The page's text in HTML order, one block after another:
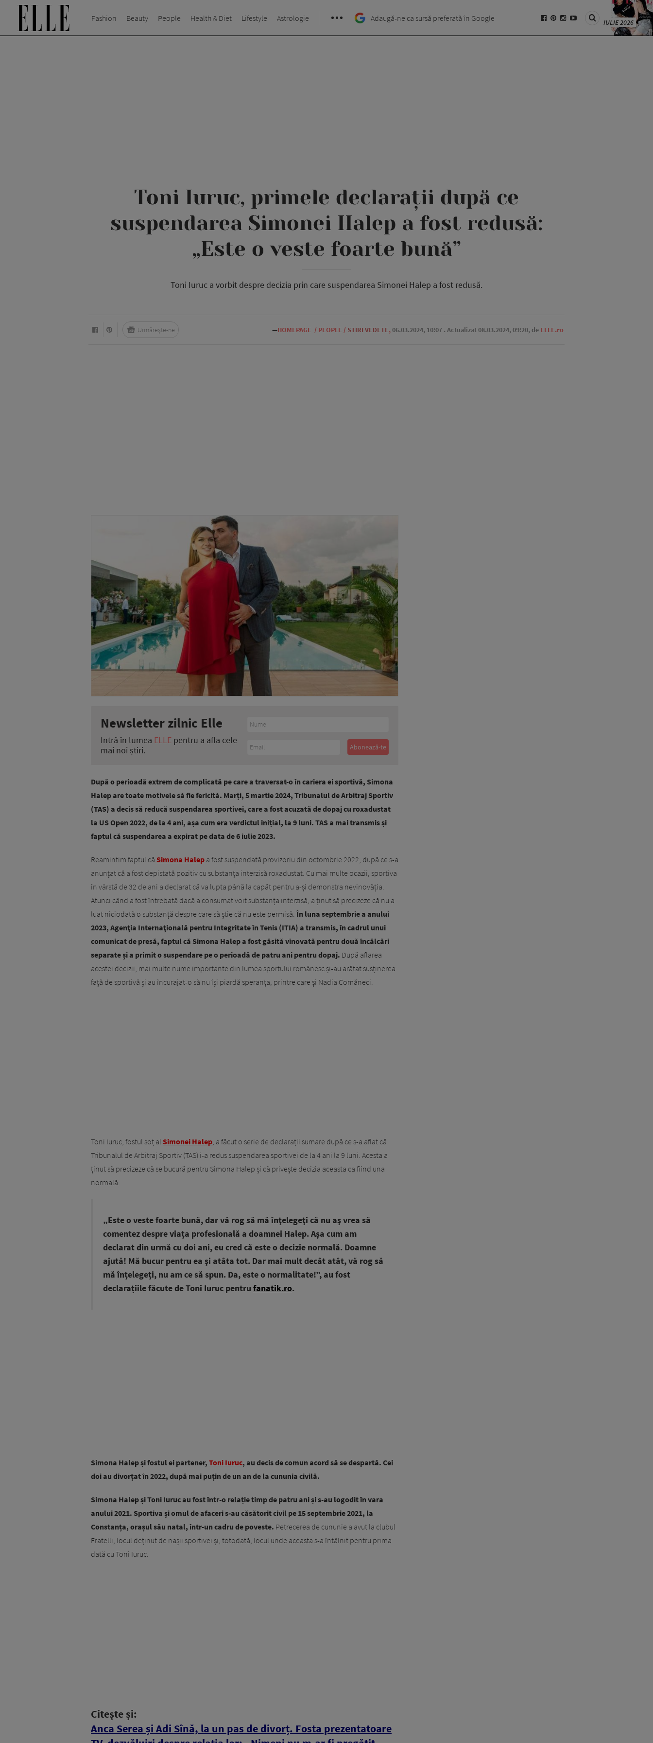
Fashion Beauty People Health & Diet Lifestyle Astrologie Adaugă-ne ca sursă preferată în Google IULIE 2026
Toni Iuruc, primele declarații după ce
suspendarea Simonei Halep a fost redusă:
„Este o veste foarte bună”
Toni Iuruc a vorbit despre decizia prin care suspendarea Simonei Halep a fost redusă.
—HOMEPAGE / PEOPLE / STIRI VEDETE,06.03.2024, 10:07 . Actualizat 08.03.2024, 09:20, de ELLE.ro
Urmărește-ne
Newsletter zilnic Elle
Intră în lumea ELLE pentru a afla cele
mai noi știri.
După o perioadă extrem de complicată pe care a traversat-o în cariera ei sportivă, Simona
Halep are toate motivele să fie fericită. Marți, 5 martie 2024, Tribunalul de Arbitraj Sportiv
(TAS) a decis să reducă suspendarea sportivei, care a fost acuzată de dopaj cu roxadustat
la US Open 2022, de la 4 ani, așa cum era verdictul inițial, la 9 luni. TAS a mai transmis și
faptul că suspendarea a expirat pe data de 6 iulie 2023.
Reamintim faptul că Simona Halep a fost suspendată provizoriu din octombrie 2022, după ce s-a
anunțat că a fost depistată pozitiv cu substanța interzisă roxadustat. Cu mai multe ocazii, sportiva
în vârstă de 32 de ani a declarat că va lupta până la capăt pentru a-și demonstra nevinovăția.
Atunci când a fost întrebată dacă a consumat voit substanța interzisă, a ținut să precizeze că nu a
luat niciodată o substanță despre care să știe că nu este permisă. În luna septembrie a anului
2023, Agenţia Internaţională pentru Integritate în Tenis (ITIA) a transmis, în cadrul unui
comunicat de presă, faptul că Simona Halep a fost găsită vinovată pentru două încălcări
separate și a primit o suspendare pe o perioadă de patru ani pentru dopaj. După aflarea
acestei decizii, mai multe nume importante din lumea sportului românesc și-au arătat susținerea
față de sportivă și au încurajat-o să nu își piardă speranța, printre care și Nadia Comăneci.
Toni Iuruc, fostul soț al Simonei Halep, a făcut o serie de declarații sumare după ce s-a aflat că
Tribunalul de Arbitraj Sportiv (TAS) i-a redus suspendarea sportivei de la 4 ani la 9 luni. Acesta a
ținut să precizeze că se bucură pentru Simona Halep și că privește decizia aceasta ca fiind una
normală.
„Este o veste foarte bună, dar vă rog să mă înţelegeţi că nu aş vrea să
comentez despre viaţa profesională a doamnei Halep. Aşa cum am
declarat din urmă cu doi ani, eu cred că este o decizie normală. Doamne
ajută! Mă bucur pentru ea şi atâta tot. Dar mai mult decât atât, vă rog să
mă înţelegeţi, nu am ce să spun. Da, este o normalitate!”, au fost
declarațiile făcute de Toni Iuruc pentru fanatik.ro.
Simona Halep și fostul ei partener, Toni Iuruc, au decis de comun acord să se despartă. Cei
doi au divorțat în 2022, după mai puțin de un an de la cununia civilă.
Simona Halep și Toni Iuruc au fost într-o relație timp de patru ani și s-au logodit în vara
anului 2021. Sportiva și omul de afaceri s-au căsătorit civil pe 15 septembrie 2021, la
Constanța, orașul său natal, într-un cadru de poveste. Petrecerea de cununie a avut la clubul
Fratelli, locul deținut de nașii sportivei și, totodată, locul unde aceasta s-a întâlnit pentru prima
dată cu Toni Iuruc.
Citește și:
Anca Serea și Adi Sînă, la un pas de divorț. Fosta prezentatoare